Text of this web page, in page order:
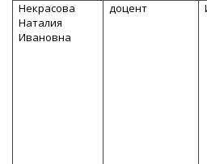
Некрасова
Наталия
Ивановна
доцент